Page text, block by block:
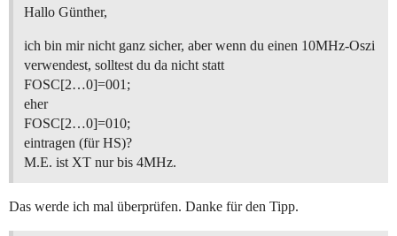
Hallo Günther,
ich bin mir nicht ganz sicher, aber wenn du einen 10MHz-Oszi
verwendest, solltest du da nicht statt
FOSC[2…0]=001;
eher
FOSC[2…0]=010;
eintragen (für HS)?
M.E. ist XT nur bis 4MHz.
Das werde ich mal überprüfen. Danke für den Tipp.